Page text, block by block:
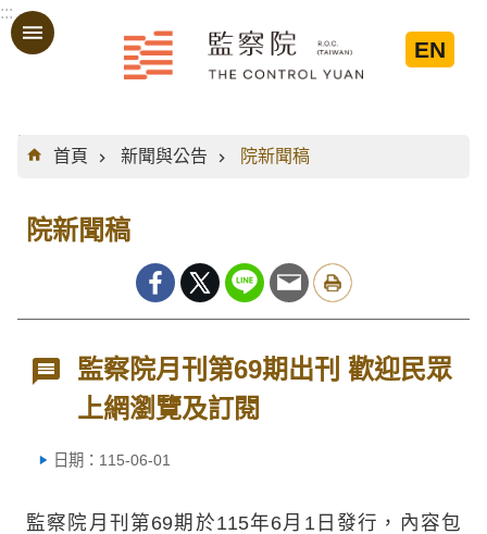
跳到主要內容區塊
:::
EN
:::
首頁
新聞與公告 院新聞稿
院新聞稿
監察院月刊第69期出刊 歡迎民眾
上網瀏覽及訂閱
日期：115-06-01
監察院月刊第69期於115年6月1日發行，內容包